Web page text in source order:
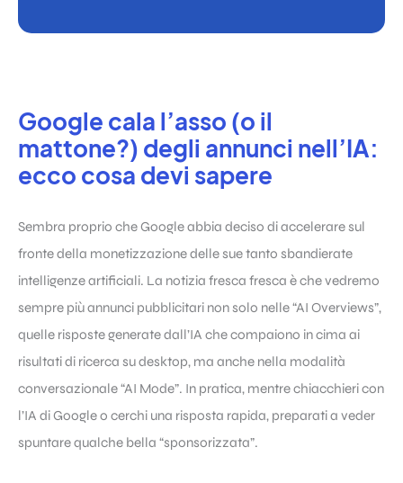
Google cala l’asso (o il
mattone?) degli annunci nell’IA:
ecco cosa devi sapere
Sembra proprio che Google abbia deciso di accelerare sul
fronte della monetizzazione delle sue tanto sbandierate
intelligenze artificiali. La notizia fresca fresca è che vedremo
sempre più annunci pubblicitari non solo nelle “AI Overviews”,
quelle risposte generate dall’IA che compaiono in cima ai
risultati di ricerca su desktop, ma anche nella modalità
conversazionale “AI Mode”. In pratica, mentre chiacchieri con
l’IA di Google o cerchi una risposta rapida, preparati a veder
spuntare qualche bella “sponsorizzata”.